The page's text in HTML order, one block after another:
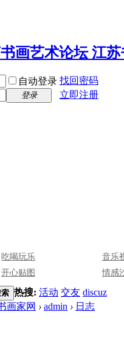
自动登录 找回密码
登录 立即注册
吃喝玩乐
开心贴图
音乐
情感
热搜: 活动 交友 discuz
画家网 › admin › 日志